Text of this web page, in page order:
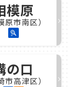
模原
原市南区）
の口
市高津区）